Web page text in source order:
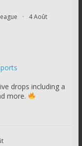
· 4 Août
drops including a
more.